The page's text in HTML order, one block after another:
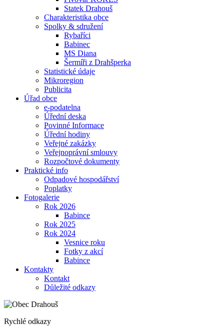
Statek Drahouš
Charakteristika obce
Spolky & sdružení
Rybaříci
Babinec
MS Diana
Šermíři z Drahšperka
Statistické údaje
Mikroregion
Publicita
Úřad obce
e-podatelna
Úřední deska
Povinné Informace
Úřední hodiny
Veřejné zakázky
Veřejnoprávní smlouvy
Rozpočtové dokumenty
Praktické info
Odpadové hospodářství
Poplatky
Fotogalerie
Rok 2026
Babince
Rok 2025
Rok 2024
Vesnice roku
Fotky z akcí
Babince
Kontakty
Kontakt
Důležité odkazy
Rychlé odkazy